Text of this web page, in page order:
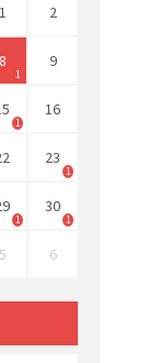
1 2
8
1
9
1
16
23
1
1
30
1
5 6